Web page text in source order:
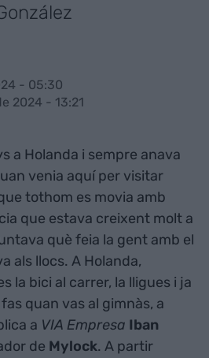
- 05:30
2024 - 13:21
a Holanda i sempre anava
venia aquí per visitar
tothom es movia amb
que estava creixent molt a
què feia la gent amb el
als llocs. A Holanda,
la bici al carrer, la lligues i ja
quan vas al gimnàs, a
a VIA Empresa Iban
de Mylock. A partir